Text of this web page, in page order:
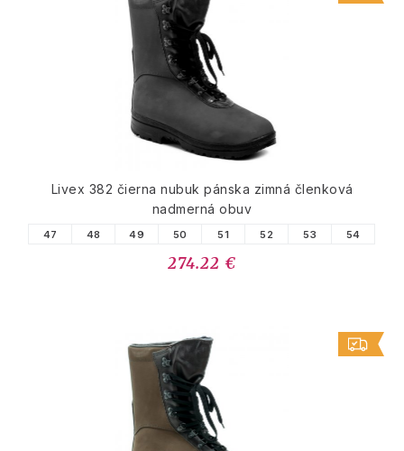
Livex 382 čierna nubuk pánska zimná členková
nadmerná obuv
47 48 49 50 51 52 53 54
274.22 €